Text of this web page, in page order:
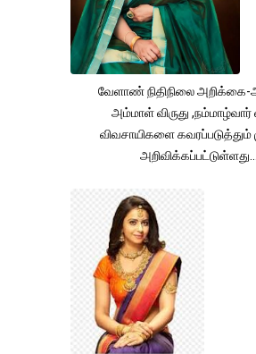
வேளாண் நிதிநிலை
அம்மாள் விருது ,நம்மாழ்வார்
விவசாயிகளை கவரப்படுத்தும்
அறிவிக்கப்பட்டுள்ளது...